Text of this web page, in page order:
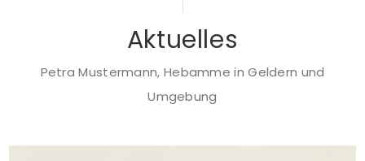
Aktuelles
Petra Mustermann, Hebamme in Geldern und
Umgebung